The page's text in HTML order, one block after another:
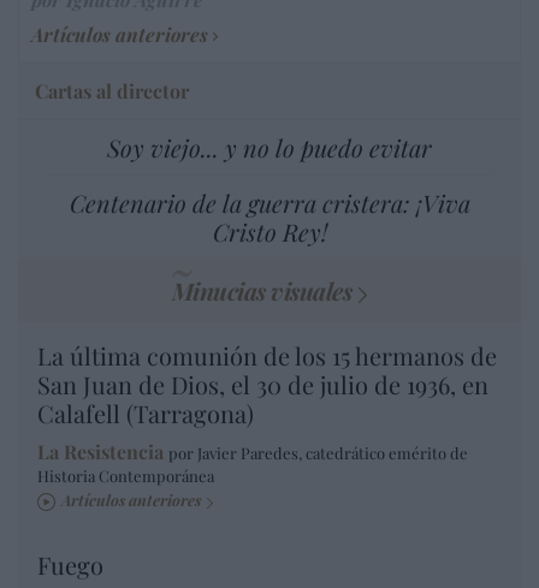
Artículos anteriores
Cartas al director
Soy viejo... y no lo puedo evitar
Centenario de la guerra cristera: ¡Viva
Cristo Rey!
Minucias visuales
La última comunión de los 15 hermanos de
San Juan de Dios, el 30 de julio de 1936, en
Calafell (Tarragona)
La Resistencia por Javier Paredes, catedrático emérito de
Historia Contemporánea
Artículos anteriores
Fuego